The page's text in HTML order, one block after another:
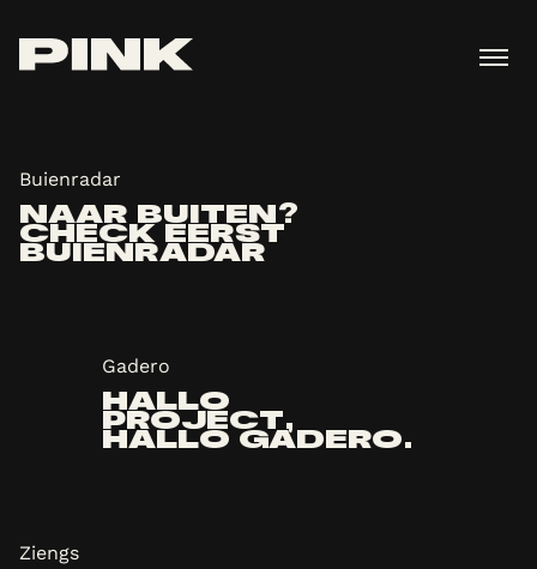
Buienradar
NAAR BUITEN?
CHECK EERST
BUIENRADAR
Gadero
HALLO
PROJECT,
HALLO GADERO.
Ziengs